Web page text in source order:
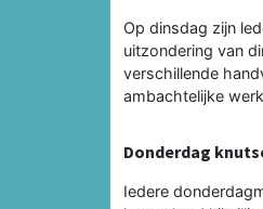
Op dinsdag zijn
uitzondering van
verschillende
ambachtelijke
Donderdag
Iedere